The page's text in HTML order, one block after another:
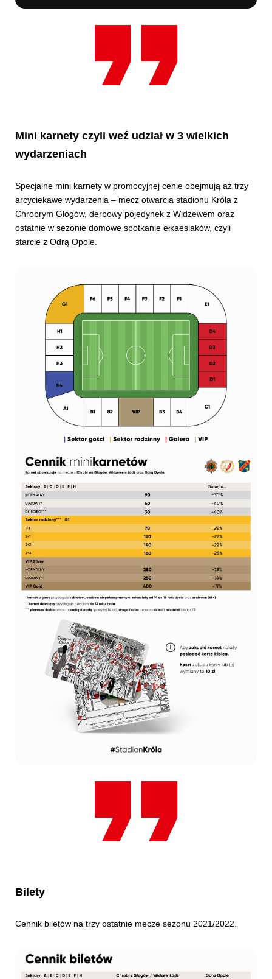
Mini karnety czyli weź udział w 3 wielkich
wydarzeniach
Specjalne mini karnety w promocyjnej cenie obejmują aż trzy
arcyciekawe wydarzenia – mecz otwarcia stadionu Króla z
Chrobrym Głogów, derbowy pojedynek z Widzewem oraz
ostatnie w sezonie domowe spotkanie ełkaesiaków, czyli
starcie z Odrą Opole.
Bilety
Cennik biletów na trzy ostatnie mecze sezonu 2021/2022.